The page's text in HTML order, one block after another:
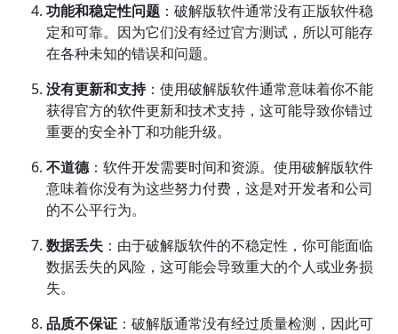
功能和稳定性问题 ：破解版软件通常没有正版软件稳
定和可靠。因为它们没有经过官方测试，所以可能存
在各种未知的错误和问题。
没有更新和支持：使用破解版软件通常意味着你不能
获得官方的软件更新和技术支持，这可能导致你错过
重要的安全补丁和功能升级。
不道德：软件开发需要时间和资源。使用破解版软件
意味着你没有为这些努力付费，这是对开发者和公司
的不公平行为。
数据丢失 ：由于破解版软件的不稳定性，你可能面临
数据丢失的风险，这可能会导致重大的个人或业务损
失。
品质不保证 ：破解版通常没有经过质量检测，因此可